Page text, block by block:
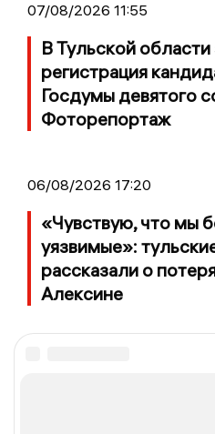
07/08/2026 11:55
В Тульской
регистрация
Госдумы девятого
Фоторепортаж
06/08/2026 17:20
«Чувствую, что мы
уязвимые»:
рассказали о
Алексине